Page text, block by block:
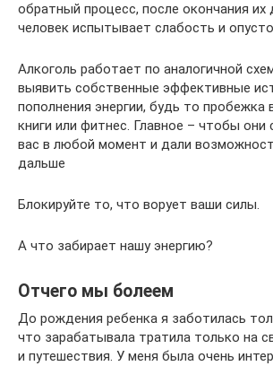
обратный процесс, после окончания их
человек испытывает слабость и
Алкоголь работает по аналогичной
выявить собственные эффективные
пополнения энергии, будь то пробежка
книги или фитнес. Главное – чтобы они
вас в любой момент и дали
дальше
Блокируйте то, что ворует ваши силы.
А что забирает нашу энергию?
Отчего мы болеем
До рождения ребенка я заботилась
что зарабатывала тратила только на
и путешествия. У меня была очень